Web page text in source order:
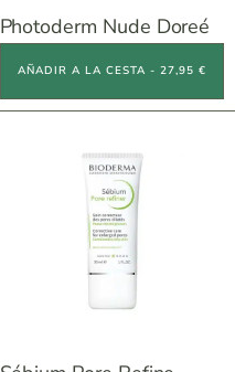
Photoderm Nude Doreé
AÑADIR A LA CESTA - 27,95 €